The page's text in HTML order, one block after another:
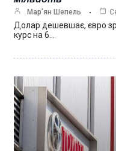
Мар’ян Шепель
Долар дешевшає, євро
курс на 6…